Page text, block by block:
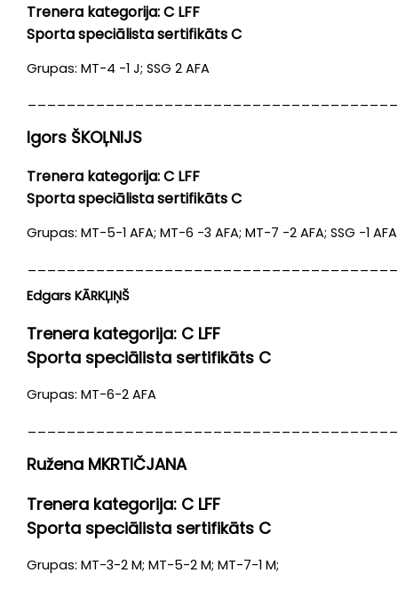
Trenera kategorija: C LFF
Sporta speciālista sertifikāts C
Grupas: MT-4 -1 J; SSG 2 AFA
Igors ŠKOĻNIJS
Trenera kategorija: C LFF
Sporta speciālista sertifikāts C
Grupas: MT-5-1 AFA; MT-6 -3 AFA; MT-7 -2 AFA; SSG -1 AFA
Edgars KĀRKĻIŅŠ
Trenera kategorija: C LFF
Sporta speciālista sertifikāts C
Grupas: MT-6-2 AFA
Ružena MKRTIČJANA
Trenera kategorija: C LFF
Sporta speciālista sertifikāts C
Grupas: MT-3-2 M; MT-5-2 M; MT-7-1 M;